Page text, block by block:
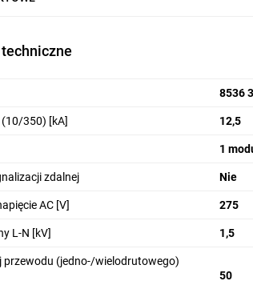
8536
350) [kA] 12,5
1
zdalnej Nie
AC [V] 275
L-N [kV] 1,5
przewodu (jedno-/wielodrutowego)
50